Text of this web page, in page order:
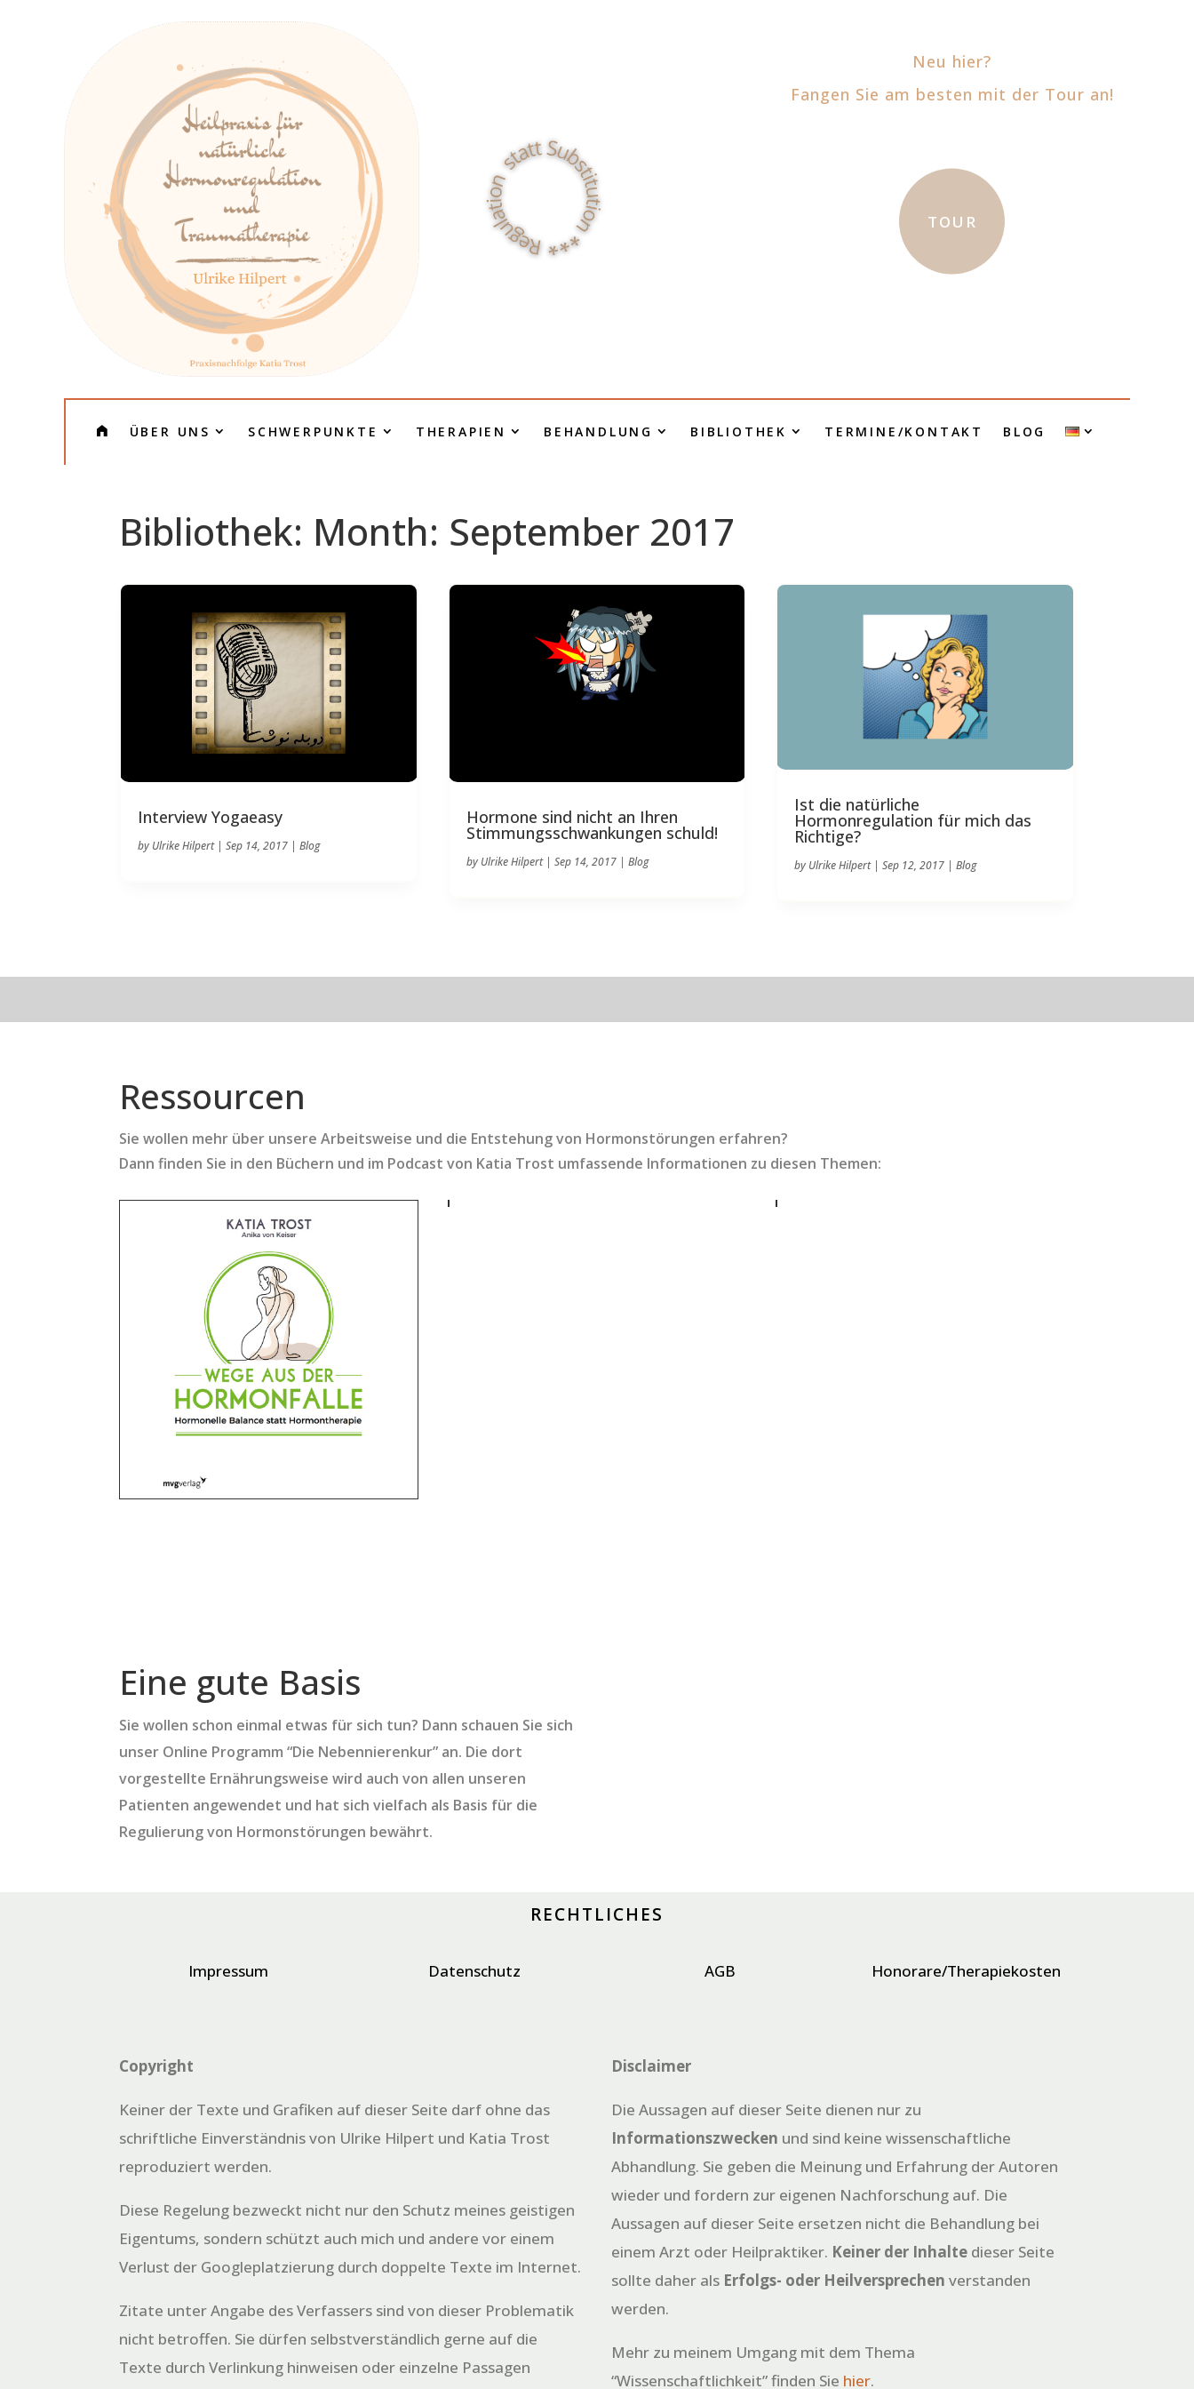
Neu hier?
Fangen Sie am besten mit der Tour an!
TOUR
ÜBER UNS SCHWERPUNKTE THERAPIEN BEHANDLUNG BIBLIOTHEK TERMINE/KONTAKT BLOG
Bibliothek: Month: September 2017
Interview Yogaeasy
by Ulrike Hilpert|Sep 14, 2017 |Blog
Hormone sind nicht an Ihren
Stimmungsschwankungen schuld!
by Ulrike Hilpert| Sep 14, 2017| Blog
Ist die natürliche
Hormonregulation für mich das
Richtige?
by Ulrike Hilpert| Sep 12, 2017| Blog
Ressourcen
Sie wollen mehr über unsere Arbeitsweise und die Entstehung von Hormonstörungen erfahren?
Dann finden Sie in den Büchern und im Podcast von Katia Trost umfassende Informationen zu diesen Themen:
Eine gute Basis
Sie wollen schon einmal etwas für sich tun? Dann schauen Sie sich
unser Online Programm “Die Nebennierenkur” an. Die dort
vorgestellte Ernährungsweise wird auch von allen unseren
Patienten angewendet und hat sich vielfach als Basis für die
Regulierung von Hormonstörungen bewährt.
RECHTLICHES
Impressum Datenschutz AGB Honorare/Therapiekosten
Copyright
Keiner der Texte und Grafiken auf dieser Seite darf ohne das
schriftliche Einverständnis von Ulrike Hilpert und Katia Trost
reproduziert werden.
Diese Regelung bezweckt nicht nur den Schutz meines geistigen
Eigentums, sondern schützt auch mich und andere vor einem
Verlust der Googleplatzierung durch doppelte Texte im Internet.
Zitate unter Angabe des Verfassers sind von dieser Problematik
nicht betroffen. Sie dürfen selbstverständlich gerne auf die
Texte durch Verlinkung hinweisen oder einzelne Passagen
Disclaimer
Die Aussagen auf dieser Seite dienen nur zu
Informationszwecken und sind keine wissenschaftliche
Abhandlung. Sie geben die Meinung und Erfahrung der Autoren
wieder und fordern zur eigenen Nachforschung auf. Die
Aussagen auf dieser Seite ersetzen nicht die Behandlung bei
einem Arzt oder Heilpraktiker. Keiner der Inhalte dieser Seite
sollte daher als Erfolgs- oder Heilversprechen verstanden
werden.
Mehr zu meinem Umgang mit dem Thema
“Wissenschaftlichkeit” finden Sie hier.